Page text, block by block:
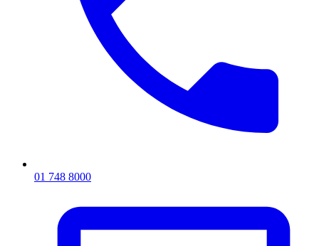
01 748 8000